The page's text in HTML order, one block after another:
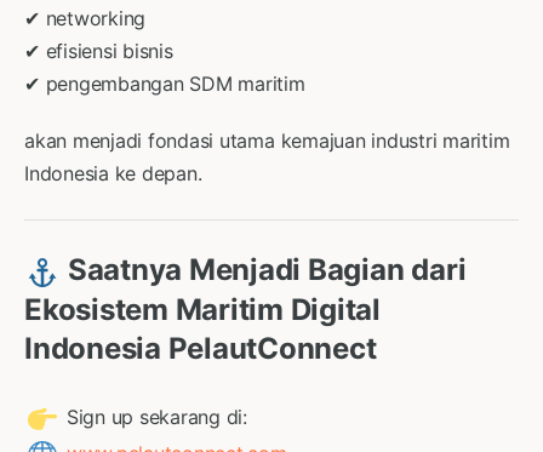
✔ networking
✔ efisiensi bisnis
✔ pengembangan SDM maritim
akan menjadi fondasi utama kemajuan industri maritim
Indonesia ke depan.
Saatnya Menjadi Bagian dari
Ekosistem Maritim Digital
Indonesia PelautConnect
Sign up sekarang di: